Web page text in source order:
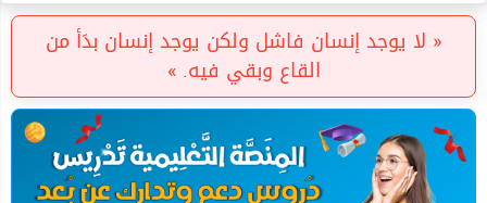
« لا يوجد إنسان فاشل ولكن يوجد إنسان بدَأ من
القاع وبقي فيه. »